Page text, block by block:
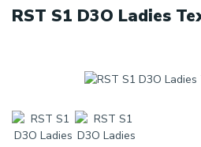
RST S1 D3O Ladies